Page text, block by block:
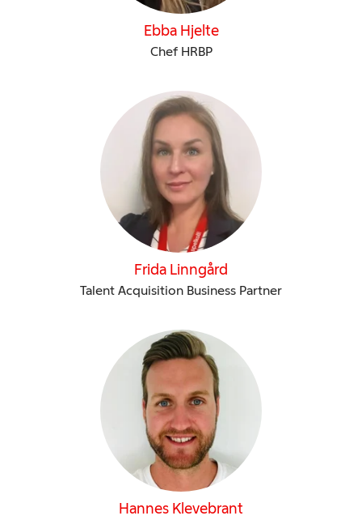
Ebba Hjelte
Chef HRBP
Frida Linngård
Talent Acquisition Business Partner
Hannes Klevebrant